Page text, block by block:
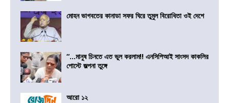
মোহন ভাগবতের কানাডা সফর ঘিরে তুমুল বিরোধিতা ওই দেশে
“…মানুষ চিনতে এত ভুল করলাম!! এনসিপিআই সাংসদ কাকলির
পোস্টে জল্পনা তুঙ্গে
আরো ১২